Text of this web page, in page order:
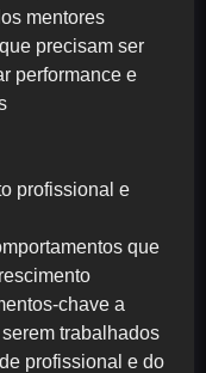
mentores
precisam ser
performance e
profissional e
que
chave a
trabalhados
profissional e do